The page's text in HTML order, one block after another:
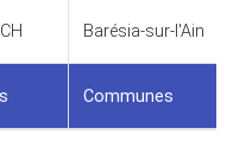
Barésia-sur-l'Ain
Communes